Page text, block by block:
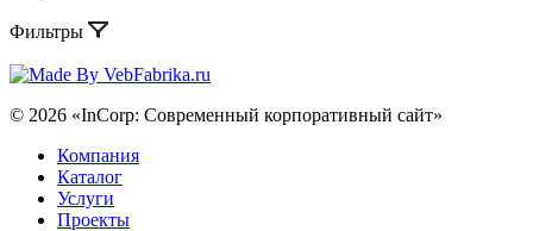
Фильтры
© 2026 «InCorp: Современный корпоративный сайт»
Компания
Каталог
Услуги
Проекты